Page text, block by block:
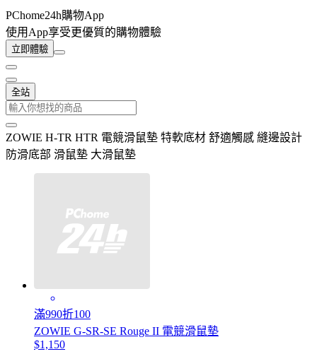
PChome24h購物App
使用App享受更優質的購物體驗
立即體驗
全站
ZOWIE H-TR HTR 電競滑鼠墊 特軟底材 舒適觸感 縫邊設計
防滑底部 滑鼠墊 大滑鼠墊
滿990折100
ZOWIE G-SR-SE Rouge II 電競滑鼠墊
$1,150